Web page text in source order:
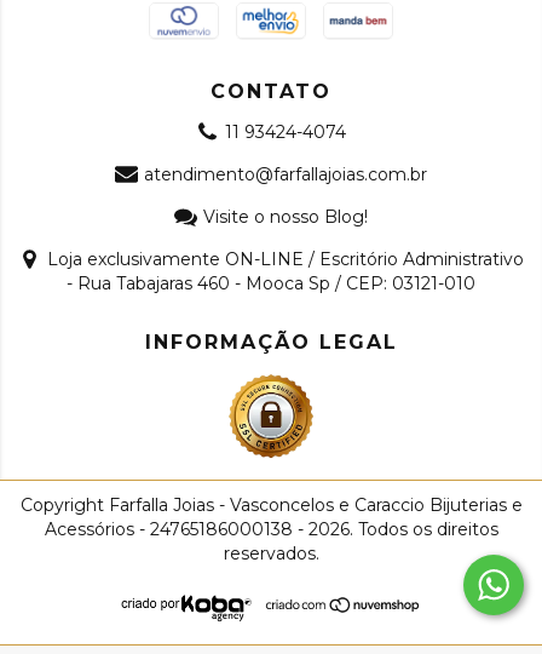
CONTATO
11 93424-4074
atendimento@farfallajoias.com.br
Visite o nosso Blog!
Loja exclusivamente ON-LINE / Escritório Administrativo
- Rua Tabajaras 460 - Mooca Sp / CEP: 03121-010
INFORMAÇÃO LEGAL
Copyright Farfalla Joias - Vasconcelos e Caraccio Bijuterias e
Acessórios - 24765186000138 - 2026. Todos os direitos
reservados.